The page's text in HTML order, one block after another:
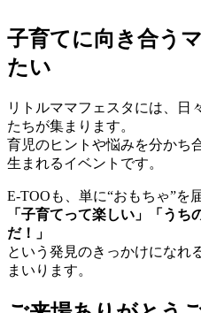
子育てに向き合う
たい
リトルママフェスタには、日
たちが集まります。
育児のヒントや悩みを分かち
生まれるイベントです。
E-TOOも、単に“おもちゃ”を
「子育てって楽しい」「う
だ！」
という発見のきっかけになれ
まいります。